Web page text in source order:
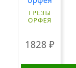
ГРЁЗЫ
ОРФЕЯ
1828 ₽